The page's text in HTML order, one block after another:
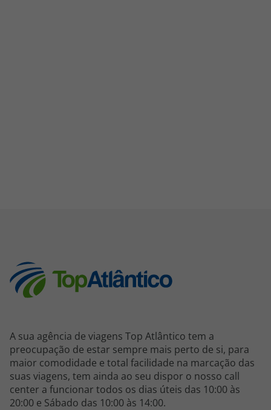
A sua agência de viagens Top Atlântico tem a
preocupação de estar sempre mais perto de si, para
maior comodidade e total facilidade na marcação das
suas viagens, tem ainda ao seu dispor o nosso call
center a funcionar todos os dias úteis das 10:00 às
20:00 e Sábado das 10:00 às 14:00.